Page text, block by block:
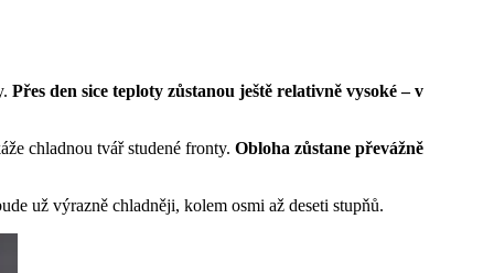
Přes den sice teploty zůstanou ještě relativně vysoké – v
chladnou tvář studené fronty. Obloha zůstane převážně
už výrazně chladněji, kolem osmi až deseti stupňů.